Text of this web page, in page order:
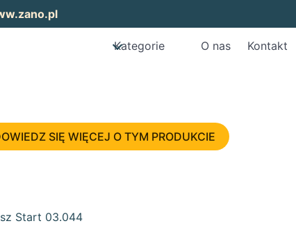
Kategorie O nas Kontakt
SIĘ WIĘCEJ O TYM PRODUKCIE